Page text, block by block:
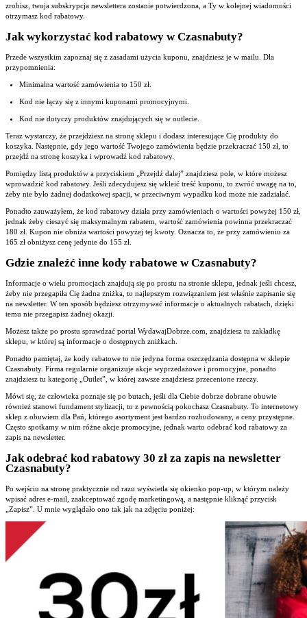
zrobisz, twoja subskrypcja newslettera zostanie potwierdzona, a Ty w kolejnej wiadomości
otrzymasz kod rabatowy.
Jak wykorzystać kod rabatowy w Czasnabuty?
Przede wszystkim zapoznaj się z zasadami użycia kuponu, znajdziesz je w mailu. Dla
przypomnienia:
Minimalna wartość zamówienia to 150 zł.
Kod nie łączy się z innymi kuponami promocyjnymi.
Kod nie dotyczy produktów znajdujących się w outlecie.
Teraz wystarczy, że przejdziesz na stronę sklepu i dodasz interesujące Cię produkty do
koszyka. Następnie, gdy jego wartość Twojego zamówienia będzie przekraczać 150 zł, to
przejdź na stronę koszyka i wprowadź kod rabatowy.
Pomiędzy listą produktów a przyciskiem „Przejdź dalej” znajdziesz pole, w które możesz
wprowadzić kod rabatowy. Jeśli zdecydujesz się wkleić treść kuponu, to zwróć uwagę na to,
żeby nie było żadnej dodatkowej spacji, w przeciwnym wypadku kod może nie zadziałać.
Ponadto zauważyłem, że kod rabatowy działa przy zamówieniach o wartości powyżej 150 zł,
jednak żeby cieszyć się maksymalnym rabatem, wartość zamówienia powinna przekraczać
180 zł. Kupon nie obniża wartości powyżej tej kwoty. Oznacza to, że przy zamówieniu za
165 zł obniżysz cenę jedynie do 155 zł.
Gdzie znaleźć inne kody rabatowe w Czasnabuty?
Informacje o wielu promocjach znajdują się po prostu na stronie sklepu, jednak jeśli chcesz,
żeby nie przegapiła Cię żadna zniżka, to najlepszym rozwiązaniem jest właśnie zapisanie się
na newsletter. W ten sposób będziesz otrzymywać informacje o aktualnych rabatach, dzięki
temu nie przegapisz żadnej okazji.
Możesz także po prostu sprawdzać portal WydawajDobrze.com, znajdziesz tu zakładkę
sklepu, w której są informacje o dostępnych zniżkach.
Ponadto pamiętaj, że kody rabatowe to nie jedyna forma oszczędzania dostępna w sklepie
Czasnabuty. Firma regularnie organizuje akcje wyprzedażowe i promocyjne, ponadto
znajdziesz tu kategorię „Outlet”, w której zawsze znajdziesz przecenione rzeczy.
Mówi się, że człowieka poznaje się po butach, jeśli dla Ciebie dobrze dobrane obuwie
również stanowi fundament stylizacji, to z pewnością pokochasz Czasnabuty. To internetowy
sklep z obuwiem dla Pań, którego asortyment jest bardzo rozbudowany, a ceny przystępne.
Często spotkamy w nim różne akcje promocyjne, jednak warto odebrać kod rabatowy za
zapis na newsletter.
Jak odebrać kod rabatowy 30 zł za zapis na newsletter
Czasnabuty?
Po wejściu na stronę praktycznie od razu wyświetla się okienko pop-up, w którym należy
wpisać adres e-mail, zaakceptować zgodę marketingową, a następnie kliknąć przycisk
„Zapisz”. U mnie wyglądało ono tak jak na zdjęciu poniżej: